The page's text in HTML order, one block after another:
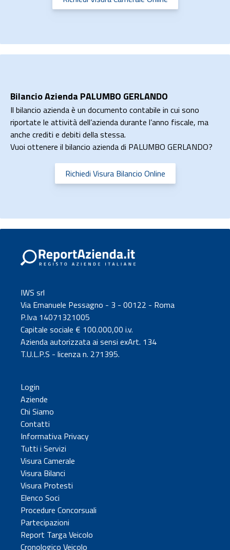
Bilancio Azienda PALUMBO GERLANDO
Il bilancio azienda è un documento contabile in cui sono
riportate le attività dell’azienda durante l’anno fiscale, ma
anche crediti e debiti della stessa.
Vuoi ottenere il bilancio azienda di PALUMBO GERLANDO?
Richiedi Visura Bilancio Online
IWS srl
Via Emanuele Pessagno - 3 - 00122 - Roma
P.Iva 14071321005
Capitale sociale € 100.000,00 i.v.
Azienda autorizzata ai sensi exArt. 134
T.U.L.P.S - licenza n. 271395.
Login
Aziende
Chi Siamo
Contatti
Informativa Privacy
Tutti i Servizi
Visura Camerale
Visura Bilanci
Visura Protesti
Elenco Soci
Procedure Concorsuali
Partecipazioni
Report Targa Veicolo
Cronologico Veicolo